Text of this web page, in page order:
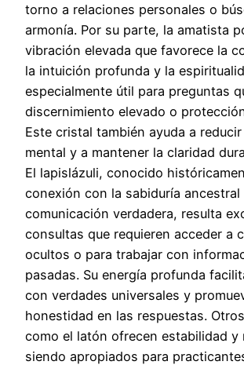
torno a relaciones personales o
armonía. Por su parte, la amatista
vibración elevada que favorece la
la intuición profunda y la
especialmente útil para preguntas
discernimiento elevado o
Este cristal también ayuda a
mental y a mantener la claridad
El lapislázuli, conocido
conexión con la sabiduría ancestral
comunicación verdadera, resulta
consultas que requieren acceder a
ocultos o para trabajar con
pasadas. Su energía profunda
con verdades universales y
honestidad en las respuestas.
como el latón ofrecen estabilidad y
siendo apropiados para